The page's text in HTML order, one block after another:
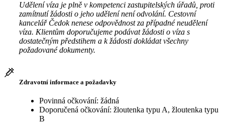
Udělení víza je plně v kompetenci zastupitelských úřadů, proti
zamítnutí žádosti o jeho udělení není odvolání. Cestovní
kancelář Čedok nenese odpovědnost za případné neudělení
víza. Klientům doporučujeme podávat žádosti o víza s
dostatečným předstihem a k žádosti dokládat všechny
požadované dokumenty.
Zdravotní informace a požadavky
Povinná očkování: žádná
Doporučená očkování: žloutenka typu A, žloutenka typu
B